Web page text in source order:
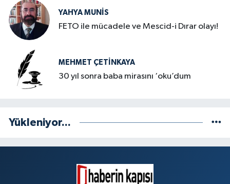
YAHYA MUNIS
FETO ile mücadele ve Mescid-i Dırar olayı!
MEHMET ÇETINKAYA
30 yıl sonra baba mirasını ‘oku’dum
Yükleniyor...